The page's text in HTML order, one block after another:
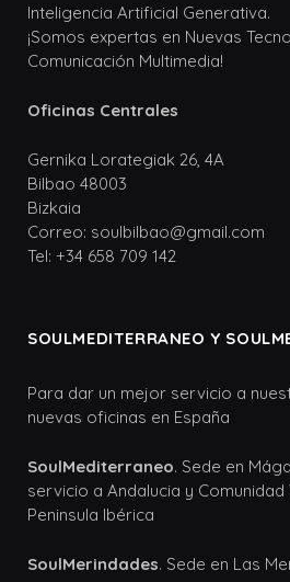
Inteligencia Artificial Generativa.
¡Somos expertas en Nuevas
Comunicación Multimedia!
Oficinas Centrales
Gernika Lorategiak 26, 4A
Bilbao 48003
Bizkaia
Correo: soulbilbao@gmail.com
Tel: +34 658 709 142
SOULMEDITERRANEO Y
Para dar un mejor servicio a
nuevas oficinas en España
SoulMediterraneo. Sede en
servicio a Andalucia y Comunidad
Peninsula Ibérica
SoulMerindades. Sede en Las